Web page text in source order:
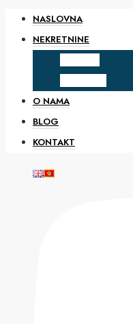
NASLOVNA
NEKRETNINE
O NAMA
BLOG
KONTAKT